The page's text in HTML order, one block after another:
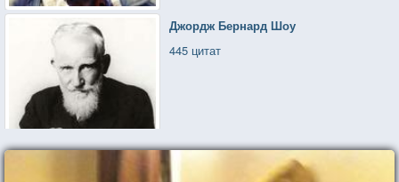
Джордж Бернард Шоу
445 цитат